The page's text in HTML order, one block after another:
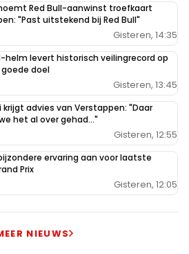
Red Bull-aanwinst troefkaart
"Past uitstekend bij Red Bull"
Gisteren, 14:35
helm levert historisch veilingrecord op
doel
Gisteren, 13:45
krijgt advies van Verstappen: "Daar
het al over gehad..."
Gisteren, 12:55
ervaring aan voor laatste
Prix
Gisteren, 12:05
NIEUWS